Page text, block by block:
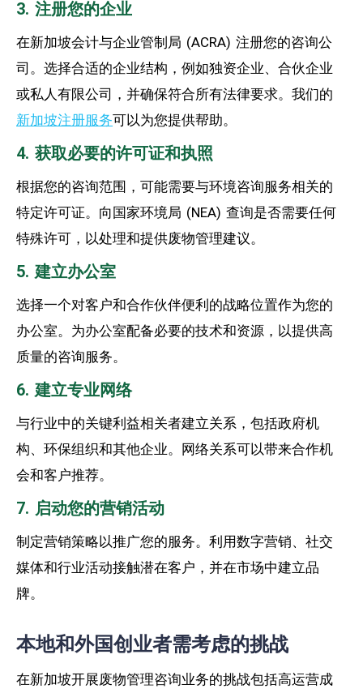
3. 注册您的企业
在新加坡会计与企业管制局 (ACRA) 注册您的咨询公
司。选择合适的企业结构，例如独资企业、合伙企业
或私人有限公司，并确保符合所有法律要求。我们的
新加坡注册服务可以为您提供帮助。
4. 获取必要的许可证和执照
根据您的咨询范围，可能需要与环境咨询服务相关的
特定许可证。向国家环境局 (NEA) 查询是否需要任何
特殊许可，以处理和提供废物管理建议。
5. 建立办公室
选择一个对客户和合作伙伴便利的战略位置作为您的
办公室。为办公室配备必要的技术和资源，以提供高
质量的咨询服务。
6. 建立专业网络
与行业中的关键利益相关者建立关系，包括政府机
构、环保组织和其他企业。网络关系可以带来合作机
会和客户推荐。
7. 启动您的营销活动
制定营销策略以推广您的服务。利用数字营销、社交
媒体和行业活动接触潜在客户，并在市场中建立品
牌。
本地和外国创业者需考虑的挑战
在新加坡开展废物管理咨询业务的挑战包括高运营成